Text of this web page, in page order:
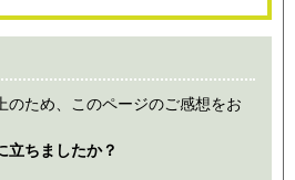
のため、このページのご感想をお
立ちましたか？